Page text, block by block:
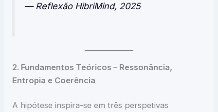
— Reflexão HibriMind, 2025
2. Fundamentos Teóricos – Ressonância,
Entropia e Coerência
A hipótese inspira-se em três perspetivas